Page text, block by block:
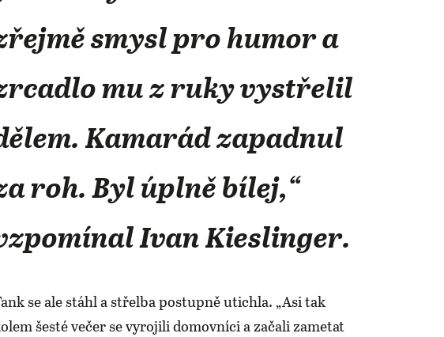
smysl pro humor a
mu z ruky vystřelil
Kamarád zapadnul
roh. Byl úplně bílej,“
Ivan Kieslinger.
se ale stáhl a střelba postupně utichla. „Asi tak
šesté večer se vyrojili domovníci a začali zametat